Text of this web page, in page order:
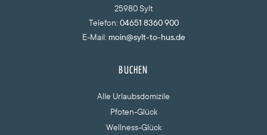
25980 Sylt
Telefon: 04651 8360 900
E-Mail: moin@sylt-to-hus.de
BUCHEN
Alle Urlaubsdomizile
Pfoten-Glück
Wellness-Glück